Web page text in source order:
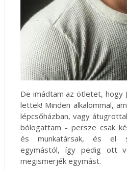
De imádtam az ötletet, hogy
lettek! Minden alkalommal,
lépcsőházban, vagy
bólogattam - persze csak
és munkatársak, és el
egymástól, így pedig ott
megismerjék egymást.